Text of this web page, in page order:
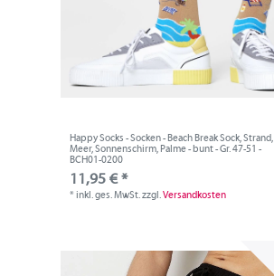
Happy Socks - Socken - Beach Break Sock, Strand,
Meer, Sonnenschirm, Palme - bunt - Gr. 47-51 -
BCH01-0200
11,95 € *
*inkl. ges. MwSt.zzgl.Versandkosten